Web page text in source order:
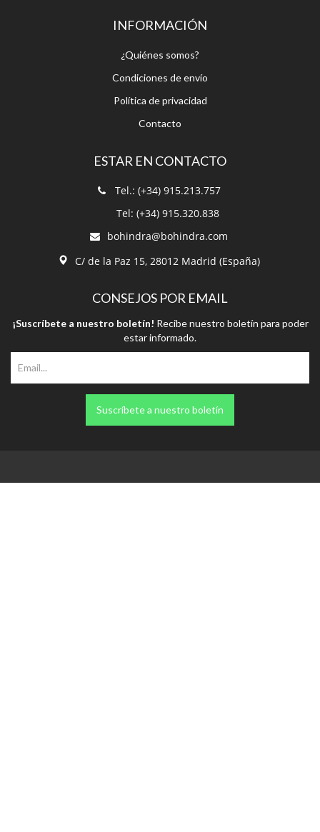
INFORMACIÓN
¿Quiénes somos?
Condiciones de envío
Política de privacidad
Contacto
ESTAR EN CONTACTO
Tel.: (+34) 915.213.757
Tel: (+34) 915.320.838
bohindra@bohindra.com
C/ de la Paz 15, 28012 Madrid (España)
CONSEJOS POR EMAIL
¡Suscríbete a nuestro boletín! Recibe nuestro boletín para poder
estar informado.
Suscríbete a nuestro boletín